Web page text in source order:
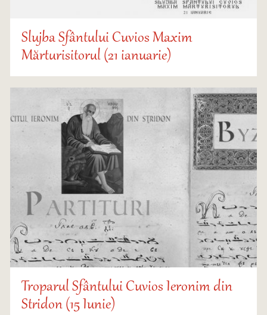
Slujba Sfântului Cuvios Maxim
Mărturisitorul (21 ianuarie)
Troparul Sfântului Cuvios Ieronim din
Stridon (15 Iunie)